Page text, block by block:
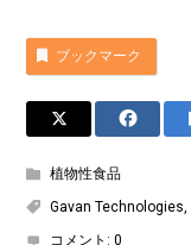
ブックマーク
植物性食品
Gavan Technologies,
コメント:0